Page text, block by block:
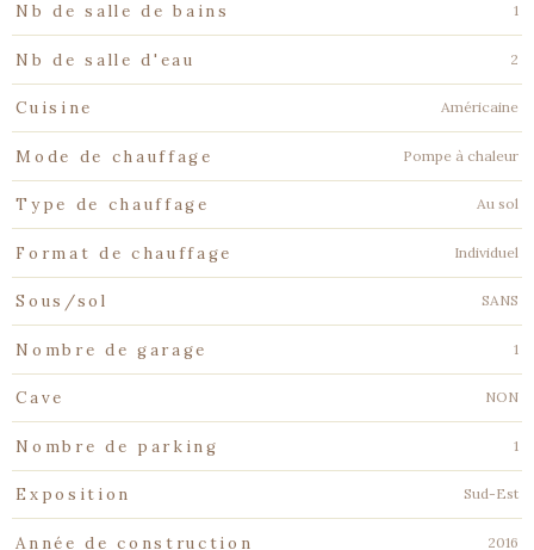
Nb de salle de bains 1
Nb de salle d'eau 2
Cuisine Américaine
Mode de chauffage Pompe à chaleur
Type de chauffage Au sol
Format de chauffage Individuel
Sous/sol SANS
Nombre de garage 1
Cave NON
Nombre de parking 1
Exposition Sud-Est
Année de construction 2016